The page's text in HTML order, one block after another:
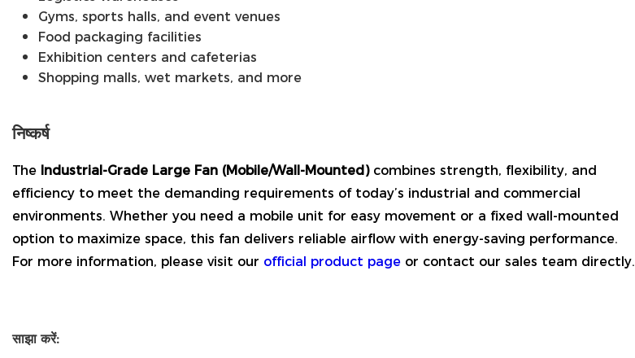
Gyms, sports halls, and event venues
Food packaging facilities
Exhibition centers and cafeterias
Shopping malls, wet markets, and more
निष्कर्ष
The Industrial-Grade Large Fan (Mobile/Wall-Mounted)combines strength, flexibility, and
efficiency to meet the demanding requirements of today’s industrial and commercial
environments. Whether you need a mobile unit for easy movement or a fixed wall-mounted
option to maximize space, this fan delivers reliable airflow with energy-saving performance.
For more information, please visit our official product page or contact our sales team directly.
साझा करें: